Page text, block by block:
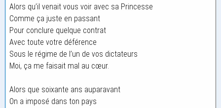
Alors qu’il venait vous voir avec sa Princesse
Comme ça juste en passant
Pour conclure quelque contrat
Avec toute votre déférence
Sous le régime de l’un de vos dictateurs
Moi, ça me faisait mal au cœur.
Alors que soixante ans auparavant
On a imposé dans ton pays